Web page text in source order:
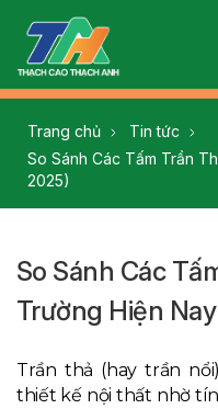
Trang chủ
Tin tức
So Sánh Các Tấm Trần
2025)
So Sánh Các
Trường Hiện
Trần thả (hay trần
thiết kế nội thất nhờ